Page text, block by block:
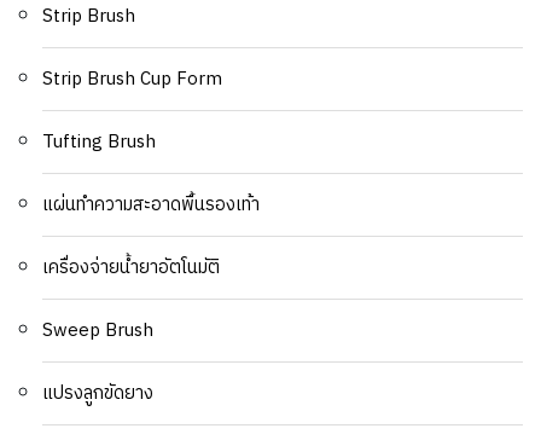
Strip Brush
Strip Brush Cup Form
Tufting Brush
แผ่นทำความสะอาดพื้นรองเท้า
เครื่องจ่ายน้ำยาอัตโนมัติ
Sweep Brush
แปรงลูกขัดยาง